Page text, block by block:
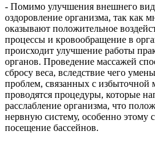
- Помимо улучшения внешнего
оздоровление организма, так как
оказывают положительное
процессы и кровообращение в
происходит улучшение работы
органов. Проведение массажей
сбросу веса, вследствие чего
проблем, связанных с избыточной
проводятся процедуры, которые
расслабление организма, что
нервную систему, особенно этому
посещение бассейнов.